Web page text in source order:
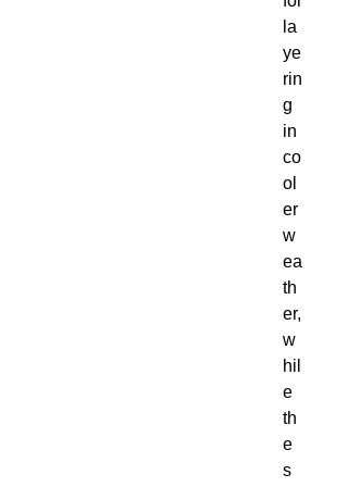
la
ye
rin
g
in
co
ol
er
w
ea
th
er,
w
hil
e
th
e
s